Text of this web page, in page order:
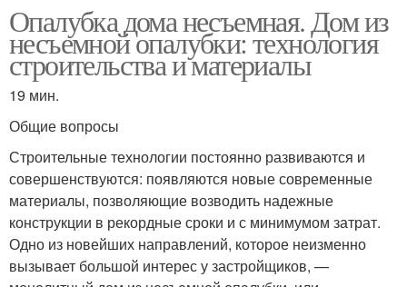
Опалубка дома несъемная. Дом из
несъемной опалубки: технология
строительства и материалы
19 мин.
Общие вопросы
Строительные технологии постоянно развиваются и
совершенствуются: появляются новые современные
материалы, позволяющие возводить надежные
конструкции в рекордные сроки и с минимумом затрат.
Одно из новейших направлений, которое неизменно
вызывает большой интерес у застройщиков, —